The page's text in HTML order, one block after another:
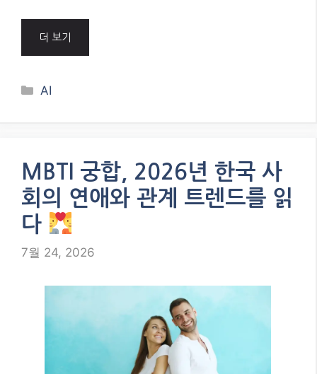
더 보기
Categories
AI
MBTI 궁합, 2026년 한국 사
회의 연애와 관계 트렌드를 읽
다
7월 24, 2026